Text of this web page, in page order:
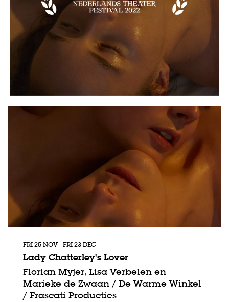
Lady Chatterley's Lover
Florian Myjer, Lisa Verbelen en
Marieke de Zwaan / De Warme Winkel
/ Frascati Producties
FRI 25 NOV-FRI 23 DEC